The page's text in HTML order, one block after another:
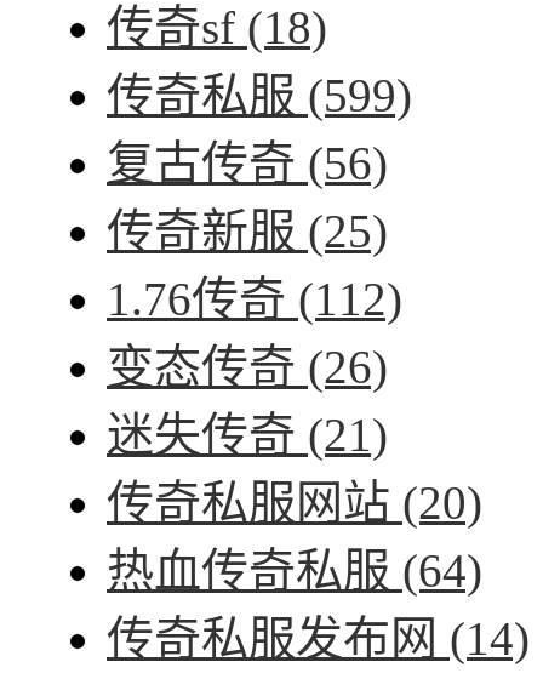
传奇sf (18)
传奇私服 (599)
复古传奇 (56)
传奇新服 (25)
1.76传奇 (112)
变态传奇 (26)
迷失传奇 (21)
传奇私服网站 (20)
热血传奇私服 (64)
传奇私服发布网 (14)